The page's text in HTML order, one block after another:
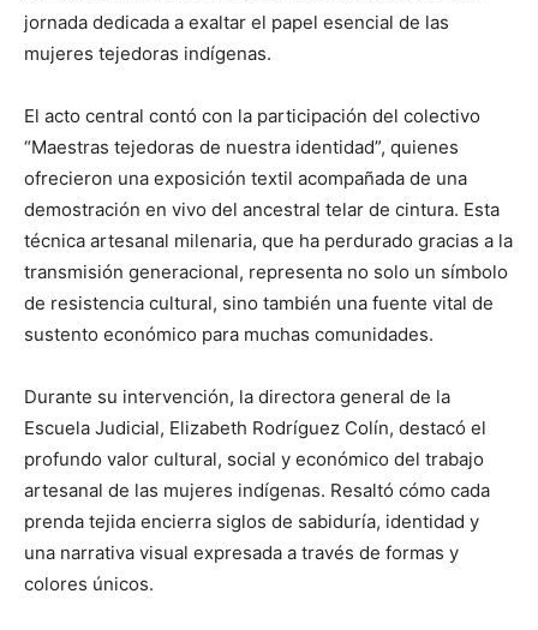
jornada dedicada a exaltar el papel esencial de las
mujeres tejedoras indígenas.
El acto central contó con la participación del colectivo
“Maestras tejedoras de nuestra identidad”, quienes
ofrecieron una exposición textil acompañada de una
demostración en vivo del ancestral telar de cintura. Esta
técnica artesanal milenaria, que ha perdurado gracias a la
transmisión generacional, representa no solo un símbolo
de resistencia cultural, sino también una fuente vital de
sustento económico para muchas comunidades.
Durante su intervención, la directora general de la
Escuela Judicial, Elizabeth Rodríguez Colín, destacó el
profundo valor cultural, social y económico del trabajo
artesanal de las mujeres indígenas. Resaltó cómo cada
prenda tejida encierra siglos de sabiduría, identidad y
una narrativa visual expresada a través de formas y
colores únicos.